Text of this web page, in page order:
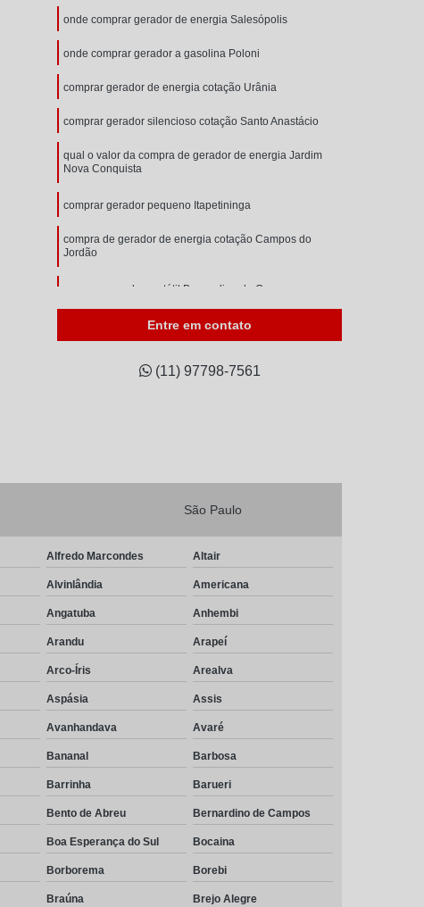
onde comprar gerador de energia Salesópolis
onde comprar gerador a gasolina Poloni
comprar gerador de energia cotação Urânia
comprar gerador silencioso cotação Santo Anastácio
qual o valor da compra de gerador de energia Jardim
Nova Conquista
comprar gerador pequeno Itapetininga
compra de gerador de energia cotação Campos do
Jordão
comprar gerador portátil Bernardino de Campos
Entre em contato
(11) 97798-7561
São Paulo
Alfredo Marcondes Altair
Alvinlândia Americana
Angatuba Anhembi
Arandu Arapeí
Arco-Íris Arealva
Aspásia Assis
Avanhandava Avaré
Bananal Barbosa
Barrinha Barueri
Bento de Abreu Bernardino de Campos
Boa Esperança do Sul Bocaina
Borborema Borebi
Braúna Brejo Alegre